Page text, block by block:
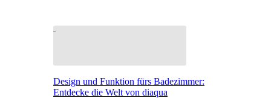
Design und Funktion fürs Badezimmer:
Entdecke die Welt von diaqua